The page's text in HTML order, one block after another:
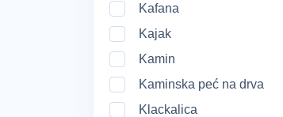
Kafana
Kajak
Kamin
Kaminska peć na drva
Klackalica